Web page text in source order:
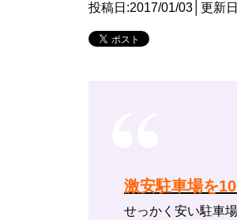
投稿日:2017/01/03 │更新
激安駐車場を
せっかく安い駐車